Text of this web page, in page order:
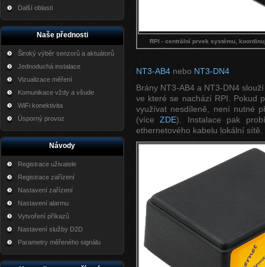
Další oblasti
Naše přednosti
Široký výběr senzorů a aktuátorů
Jednoduchá instalace
Vizualizace měření
Komunikace vždy a všude
WiFi konektivita
Úsporný provoz
Návody
Registrace uživatele
Registrace zařízení
Nastavení zařízení
Nastavení alarmu
Vytvoření příkazů
Nastavení služby D2D
Parametry měřeného signálu
RPI - centrální prvek systému,
NT3-AB4 nebo NT3-DN4
Brány NT3-AB4 a NT3-DN4
ve které se nachází RPI. Pokud
využívat nesdíleně, není nutné
(víceZDE). Instalace pak
ethernetového kabelu lokální sítě.